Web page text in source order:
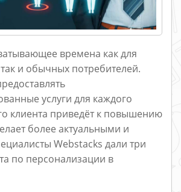
времена как для
и обычных потребителей.
услуги для каждого
клиента приведёт к повышению
более актуальными и
Webstacks дали три
по персонализации в